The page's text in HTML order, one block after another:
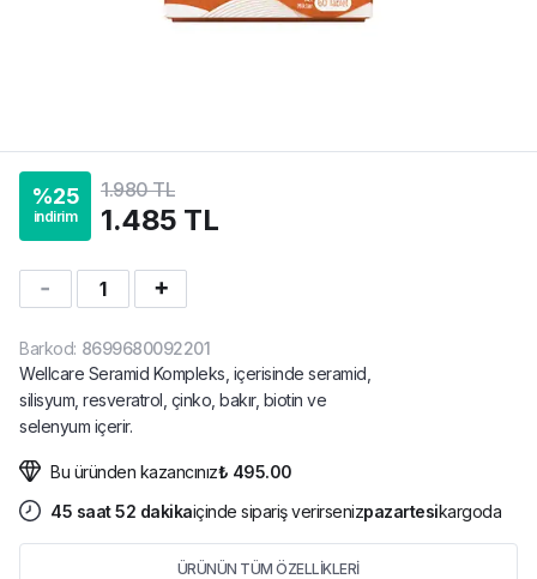
%25
indirim
1.980 TL
1.485 TL
1
Barkod: 8699680092201
Wellcare Seramid Kompleks, içerisinde seramid,
silisyum, resveratrol, çinko, bakır, biotin ve
selenyum içerir.
Bu üründen kazancınız₺ 495.00
45 saat 52 dakikaiçinde sipariş verirsenizpazartesikargoda
ÜRÜNÜN TÜM ÖZELLİKLERİ